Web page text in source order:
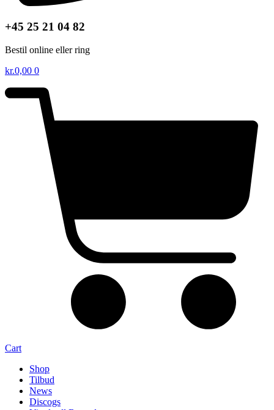
+45 25 21 04 82
Bestil online eller ring
kr.0,00 0
Cart
Shop
Tilbud
News
Discogs